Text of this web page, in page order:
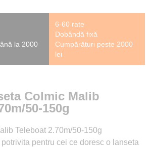
la 2000
6-60 rate
Dobândă fixă
Cumpărături peste 2000
lei
Colmic Malib
50-150g
Teleboat 2.70m/50-150g
potrivita pentru cei ce doresc o lanseta